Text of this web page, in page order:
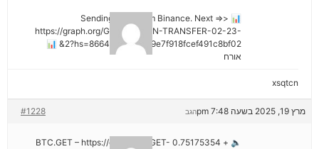
📊 Sending a gift from Binance. Next =>>
https://graph.org/GET-BITCOIN-TRANSFER-02-23-
2?hs=8664c520642b9e7f918fcef491c8bf02& 📊
אורח
xsqtcn
מרץ 19, 2025 בשעה 7:48 pm #1228 הגב
🔈 + 0.75175354 BTC.GET – https://graph.org/GET-